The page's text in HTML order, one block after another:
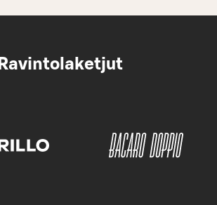
Ravintolaketjut